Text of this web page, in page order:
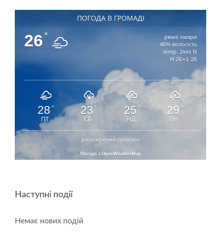
ПОГОДА В ГРОМАДІ
26 °
рвані хмари
45% вологість
вітер: 2m/s N
H 26 • L 26
28 °
ПТ
23°
СБ
25 °
НД
29 °
ПН
розширений прогноз
Погода з OpenWeatherMap
Наступні події
Немає нових подій